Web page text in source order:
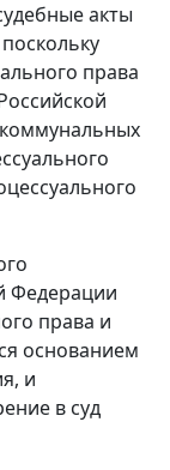
акты
права
Федерации
права и
основанием
и
в суд